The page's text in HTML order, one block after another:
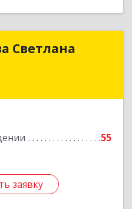
Светлана
55
заявку
Светлана
Подробнее
заявку